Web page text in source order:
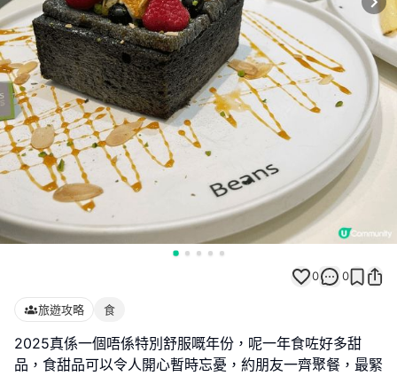
0 0
旅遊攻略 食
2025真係一個唔係特別舒服嘅年份，呢一年食咗好多甜
品，食甜品可以令人開心暫時忘憂，約朋友一齊聚餐，最緊